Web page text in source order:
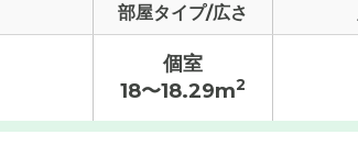
部屋タイプ/広さ
個室
18〜18.29m2